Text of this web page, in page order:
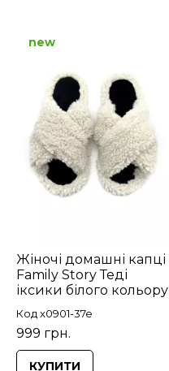
Жіночі домашні капці
Family Story Теді
іксики білого кольору
Код x0901-37e
999 грн.
new
КУПИТИ